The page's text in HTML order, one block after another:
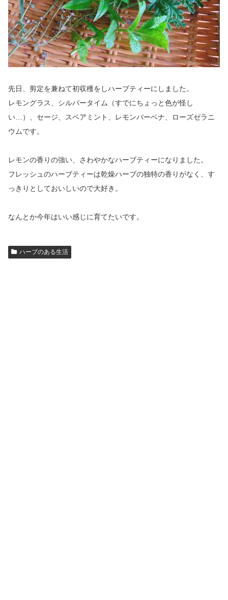
先日、剪定を兼ねて初収穫をしハーブティーにしました。
レモングラス、シルバータイム（すでにちょっと色が怪し
い…）、セージ、スペアミント、レモンバーベナ、ローズゼラニ
ウムです。
レモンの香りの強い、さわやかなハーブティーになりました。
フレッシュのハーブティーは乾燥ハーブの独特の香りがなく、す
っきりとしておいしいので大好き。
なんとか今年はいい感じに育てたいです。
ハーブのある生活